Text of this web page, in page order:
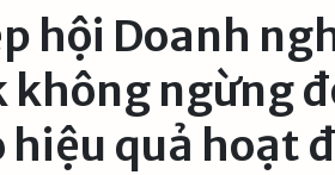
hội Doanh
không ngừng
hiệu quả hoạt